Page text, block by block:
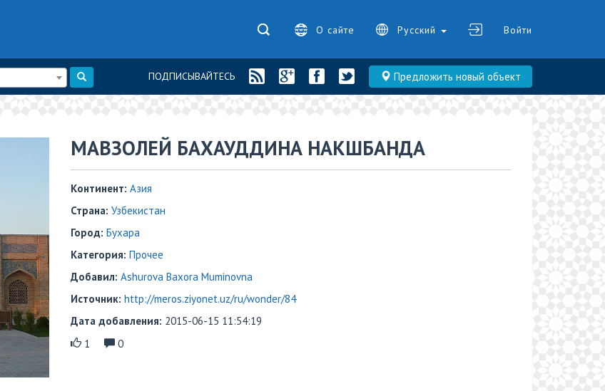
О сайте Русский Войти
Предложить новый объект
ПОДПИСЫВАЙТЕСЬ
МАВЗОЛЕЙ БАХАУДДИНА НАКШБАНДА
Континент: Азия
Страна: Узбекистан
Город: Бухара
Категория: Прочее
Добавил: Ashurova Baxora Muminovna
Источник: http://meros.ziyonet.uz/ru/wonder/84
Дата добавления: 2015-06-15 11:54:19
1
0